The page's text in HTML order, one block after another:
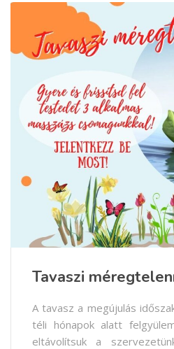
Tavaszi
A tavasz a megújulás
téli hónapok alatt
eltávolítsuk a